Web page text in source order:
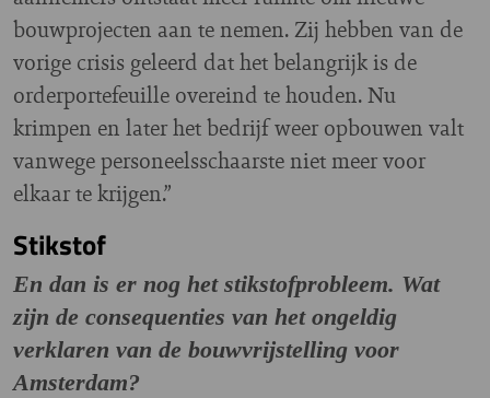
bouwprojecten aan te nemen. Zij hebben van de
vorige crisis geleerd dat het belangrijk is de
orderportefeuille overeind te houden. Nu
krimpen en later het bedrijf weer opbouwen valt
vanwege personeelsschaarste niet meer voor
elkaar te krijgen.”
Stikstof
En dan is er nog het stikstofprobleem. Wat
zijn de consequenties van het ongeldig
verklaren van de bouwvrijstelling voor
Amsterdam?